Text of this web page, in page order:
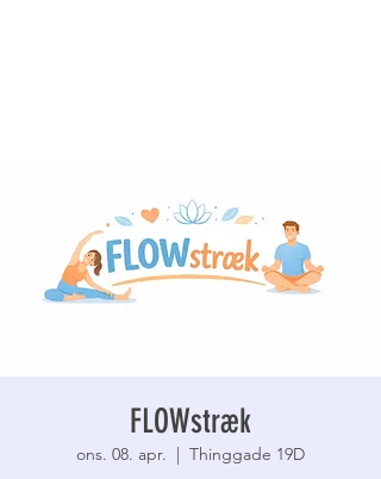
FLOWstræk
ons. 08. apr.
  |
Thinggade 19D